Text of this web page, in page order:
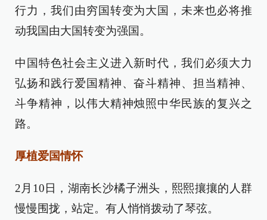
行力，我们由穷国转变为大国，未来也必将推
动我国由大国转变为强国。
中国特色社会主义进入新时代，我们必须大力
弘扬和践行爱国精神、奋斗精神、担当精神、
斗争精神，以伟大精神烛照中华民族的复兴之
路。
厚植爱国情怀
2月10日，湖南长沙橘子洲头，熙熙攘攘的人群
慢慢围拢，站定。有人悄悄拨动了琴弦。